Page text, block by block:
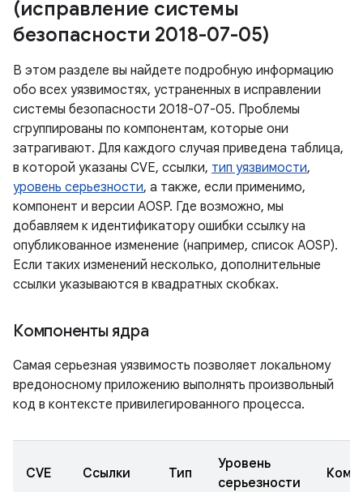
(исправление системы
безопасности 2018-07-05)
В этом разделе вы найдете подробную информацию
обо всех уязвимостях, устраненных в исправлении
системы безопасности 2018-07-05. Проблемы
сгруппированы по компонентам, которые они
затрагивают. Для каждого случая приведена таблица,
в которой указаны CVE, ссылки, тип уязвимости,
уровень серьезности, а также, если применимо,
компонент и версии AOSP. Где возможно, мы
добавляем к идентификатору ошибки ссылку на
опубликованное изменение (например, список AOSP).
Если таких изменений несколько, дополнительные
ссылки указываются в квадратных скобках.
Компоненты ядра
Самая серьезная уязвимость позволяет локальному
вредоносному приложению выполнять произвольный
код в контексте привилегированного процесса.
CVE Ссылки Тип
Уровень
серьезности